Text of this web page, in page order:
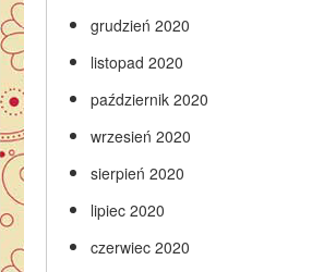
grudzień 2020
listopad 2020
październik 2020
wrzesień 2020
sierpień 2020
lipiec 2020
czerwiec 2020